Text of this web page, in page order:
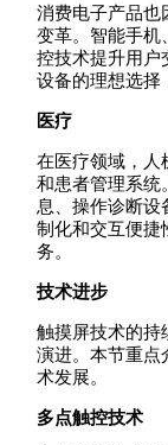
消费电子产品也
变革。智能手机
控技术提升用户
设备的理想选择
医疗
在医疗领域，人
和患者管理系统
息、操作诊断设
制化和交互便捷
务。
技术进步
触摸屏技术的持
演进。本节重点
术发展。
多点触控技术